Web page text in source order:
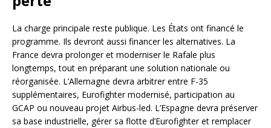
La charge principale reste publique. Les États ont financé le
programme. Ils devront aussi financer les alternatives. La
France devra prolonger et moderniser le Rafale plus
longtemps, tout en préparant une solution nationale ou
réorganisée. L’Allemagne devra arbitrer entre F-35
supplémentaires, Eurofighter modernisé, participation au
GCAP ou nouveau projet Airbus-led. L’Espagne devra préserver
sa base industrielle, gérer sa flotte d’Eurofighter et remplacer